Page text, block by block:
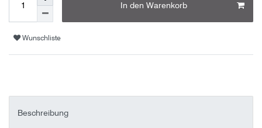
In den Warenkorb
Wunschliste
Beschreibung